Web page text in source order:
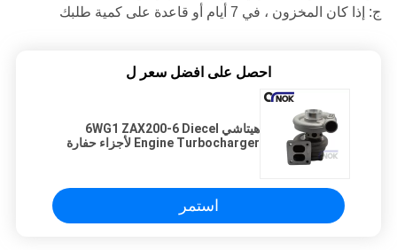
ج: إذا كان المخزون ، في 7 أيام أو قاعدة على كمية طلبك
احصل على افضل سعر ل
هيتاشي 6WG1 ZAX200-6 Diecel
Engine Turbocharger لأجزاء حفارة
استمر